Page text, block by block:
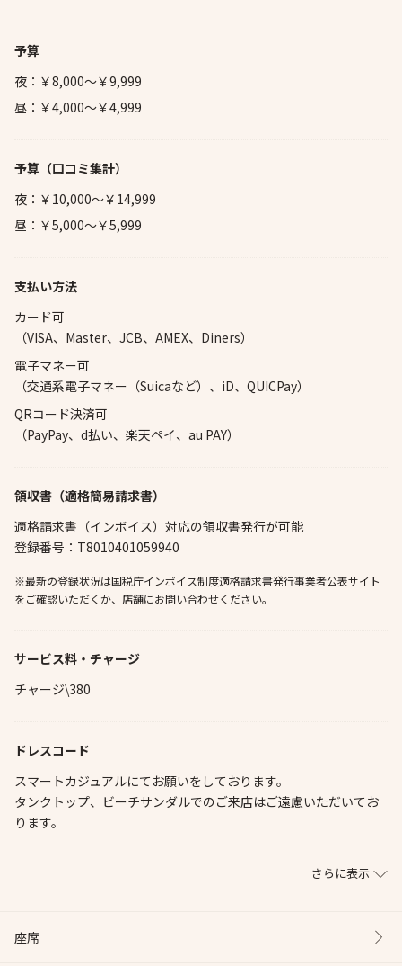
予算
夜：￥8,000～￥9,999
昼：￥4,000～￥4,999
予算 （口コミ集計）
夜：￥10,000～￥14,999
昼：￥5,000～￥5,999
支払い方法
カード可
（VISA、Master、JCB、AMEX、Diners）
電子マネー可
（交通系電子マネー（Suicaなど）、iD、QUICPay）
QRコード決済可
（PayPay、d払い、楽天ペイ、au PAY）
領収書（適格簡易請求書）
適格請求書（インボイス）対応の領収書発行が可能
登録番号：T8010401059940
※最新の登録状況は国税庁インボイス制度適格請求書発行事業者公表サイト
をご確認いただくか、店舗にお問い合わせください。
サービス料・チャージ
チャージ\380
ドレスコード
スマートカジュアルにてお願いをしております。
タンクトップ、ビーチサンダルでのご来店はご遠慮いただいてお
ります。
さらに表示
座席